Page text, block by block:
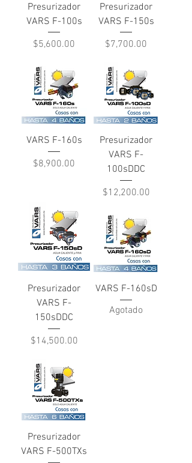
Presurizador
VARS F-100s
Precio
$5,600.00
Presurizador
VARS F-150s
Precio
$7,700.00
VARS F-160s
Precio
$8,900.00
Presurizador
VARS F-
100sDDC
Precio
$12,200.00
Presurizador
VARS F-
150sDDC
Precio
$14,500.00
VARS F-160sD
Agotado
Presurizador
VARS F-500TXs